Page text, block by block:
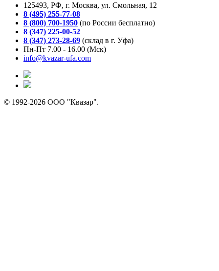
125493, РФ, г. Москва, ул. Смольная, 12
8 (495) 255-77-08
8 (800) 700-1950 (по России бесплатно)
8 (347) 225-00-52
8 (347) 273-28-69 (склад в г. Уфа)
Пн-Пт 7.00 - 16.00 (Мск)
info@kvazar-ufa.com
© 1992-2026 ООО "Квазар".